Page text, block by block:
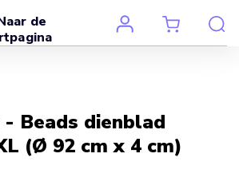
Beads dienblad
(Ø 92 cm x 4 cm)